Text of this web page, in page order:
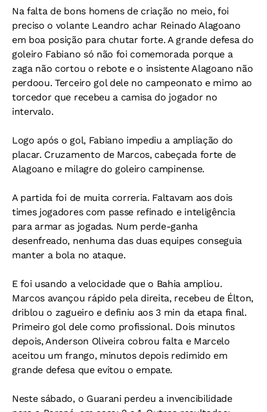
Na falta de bons homens de criação no meio, foi
preciso o volante Leandro achar Reinado Alagoano
em boa posição para chutar forte. A grande defesa do
goleiro Fabiano só não foi comemorada porque a
zaga não cortou o rebote e o insistente Alagoano não
perdoou. Terceiro gol dele no campeonato e mimo ao
torcedor que recebeu a camisa do jogador no
intervalo.
Logo após o gol, Fabiano impediu a ampliação do
placar. Cruzamento de Marcos, cabeçada forte de
Alagoano e milagre do goleiro campinense.
A partida foi de muita correria. Faltavam aos dois
times jogadores com passe refinado e inteligência
para armar as jogadas. Num perde-ganha
desenfreado, nenhuma das duas equipes conseguia
manter a bola no ataque.
E foi usando a velocidade que o Bahia ampliou.
Marcos avançou rápido pela direita, recebeu de Élton,
driblou o zagueiro e definiu aos 3 min da etapa final.
Primeiro gol dele como profissional. Dois minutos
depois, Anderson Oliveira cobrou falta e Marcelo
aceitou um frango, minutos depois redimido em
grande defesa que evitou o empate.
Neste sábado, o Guarani perdeu a invencibilidade